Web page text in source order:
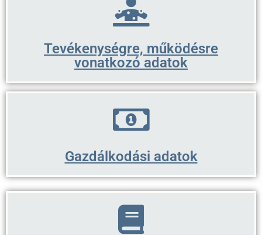
Tevékenységre, működésre
vonatkozó adatok
Gazdálkodási adatok